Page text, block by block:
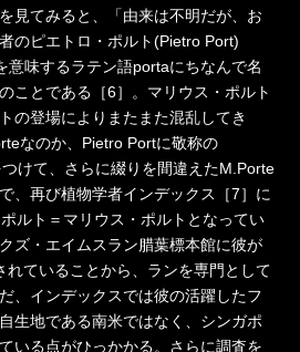
見てみると、「由来は不明だが、お
のピエトロ・ポルト(Pietro Port)
意味するラテン語portaにちなんで名
ことである［6］。マリウス・ポルト
の登場によりまたまた混乱してき
なのか、Pietro Portに敬称の
けて、さらに綴りを間違えたM.Porte
、再び植物学者インデックス［7］に
ルト＝マリウス・ポルトとなってい
ズ・エイムスラン腊葉標本館に彼が
れていることから、ランを専門として
、インデックスでは彼の活躍したフ
生地である南米ではなく、シンガポ
いる点がひっかかる。さらに調査を